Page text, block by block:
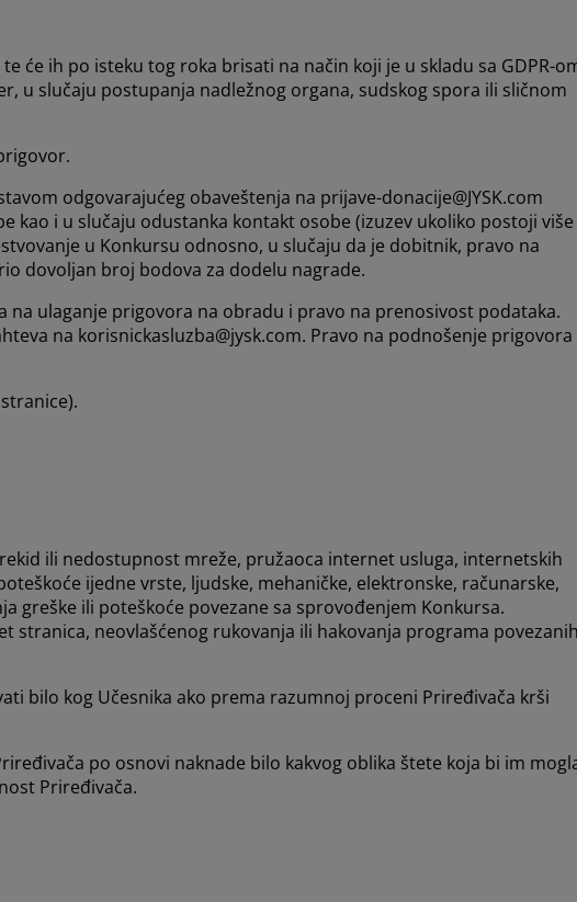
će ih po isteku tog roka brisati na način koji je u skladu sa GDPR-
u slučaju postupanja nadležnog organa, sudskog spora ili sličnom
odgovarajućeg obaveštenja na prijave-donacije@JYSK.com
kao i u slučaju odustanka kontakt osobe (izuzev ukoliko postoji više
u Konkursu odnosno, u slučaju da je dobitnik, pravo na
dovoljan broj bodova za dodelu nagrade.
na ulaganje prigovora na obradu i pravo na prenosivost podataka.
na korisnickasluzba@jysk.com. Pravo na podnošenje prigovora
ili nedostupnost mreže, pružaoca internet usluga, internetskih
ijedne vrste, ljudske, mehaničke, elektronske, računarske,
greške ili poteškoće povezane sa sprovođenjem Konkursa.
stranica, neovlašćenog rukovanja ili hakovanja programa
bilo kog Učesnika ako prema razumnoj proceni Priređivača krši
po osnovi naknade bilo kakvog oblika štete koja bi im
Priređivača.